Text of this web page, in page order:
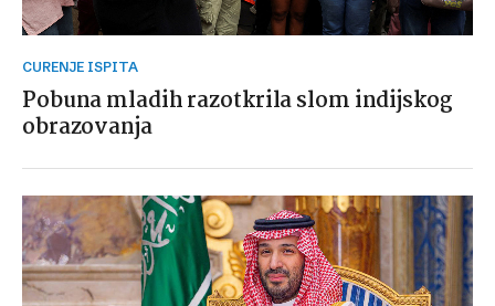
CURENJE ISPITA
Pobuna mladih razotkrila slom indijskog
obrazovanja